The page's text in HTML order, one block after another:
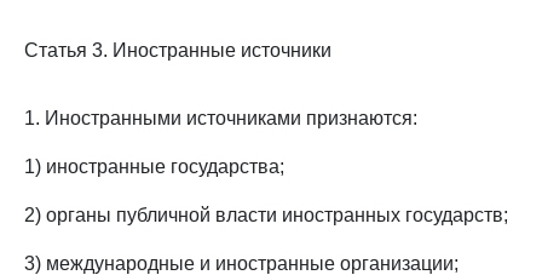
Статья 3. Иностранные источники
1. Иностранными источниками признаются:
1) иностранные государства;
2) органы публичной власти иностранных государств;
3) международные и иностранные организации;